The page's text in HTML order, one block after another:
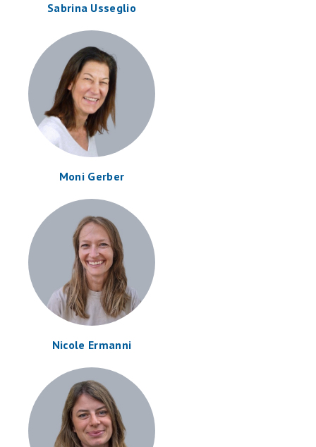
Sabrina Usseglio
Moni Gerber
Nicole Ermanni